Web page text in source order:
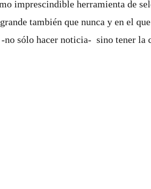
imprescindible herramienta de
también que nunca y en el
sólo hacer noticia- sino tener la